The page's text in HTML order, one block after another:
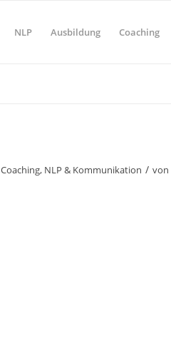
NLP Ausbildung Coaching
Coaching, NLP & Kommunikation / von